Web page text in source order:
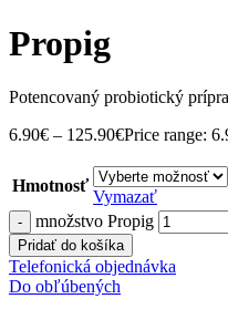
Propig
Potencovaný probiotický
6.90€ – 125.90€Price range:
Hmotnosť
Vymazať
množstvo Propig
Pridať do košíka
Telefonická objednávka
Do obľúbených